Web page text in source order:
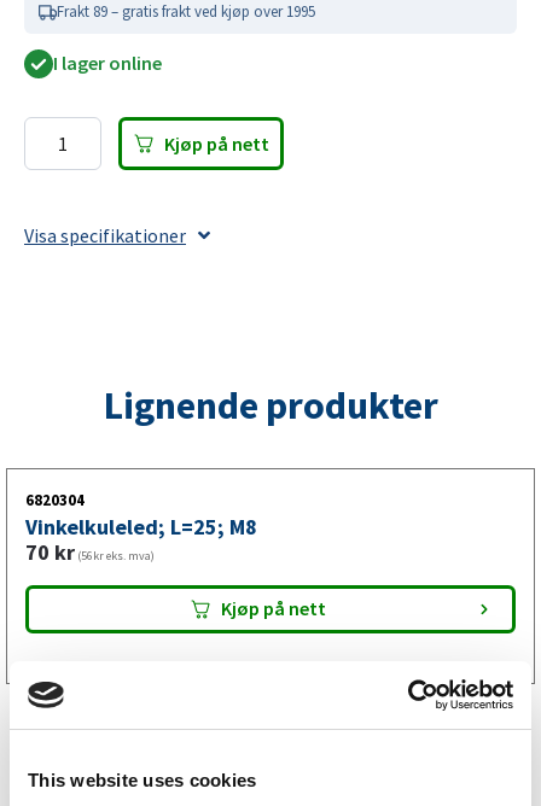
This website uses cookies
Frakt 89 – gratis frakt ved kjøp over 1995
I lager online
Festeøye
L=20;
Kjøp på nett
Visa specifikationer
Lignende produkter
6820304
Vinkelkuleled; L=25; M8
70 kr (56kr eks. mva)
Kjøp på nett